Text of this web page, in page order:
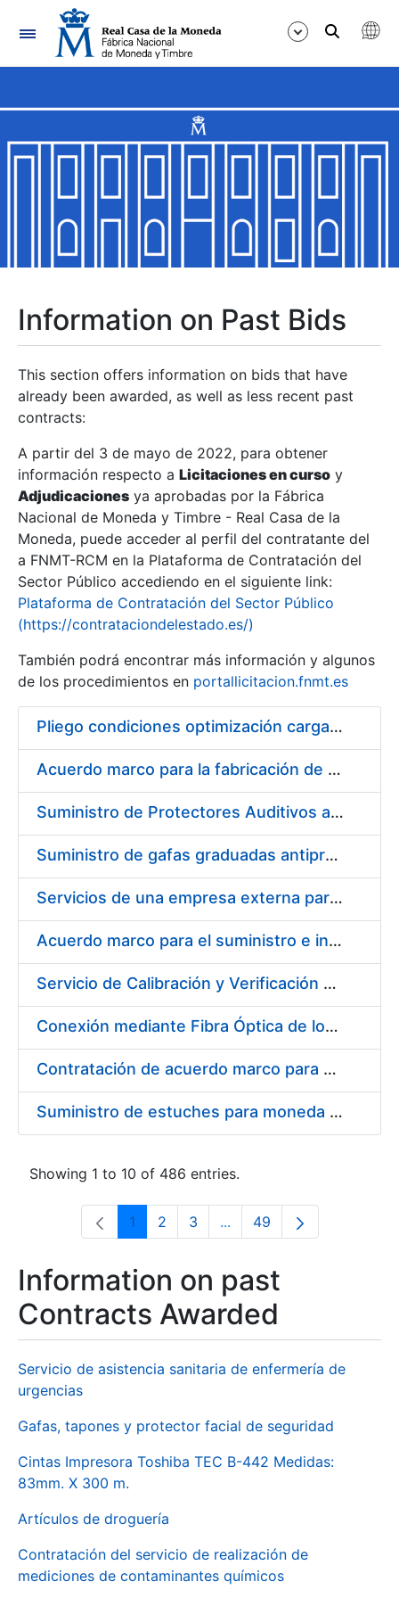
Navigation
Show/Hide
Show/Hide
Show/Hide
Show/Hide
Show/Hide
Show/Hide
Information on Past Bids
This section offers information on bids that have
already been awarded, as well as less recent past
contracts:
A partir del 3 de mayo de 2022, para obtener
información respecto a Licitaciones en curso y
Adjudicaciones ya aprobadas por la Fábrica
Nacional de Moneda y Timbre - Real Casa de la
Moneda, puede acceder al perfil del contratante del
a FNMT-RCM en la Plataforma de Contratación del
Sector Público accediendo en el siguiente link:
Plataforma de Contratación del Sector Público
(https://contrataciondelestado.es/)
También podrá encontrar más información y algunos
de los procedimientos en portallicitacion.fnmt.es
Pliego condiciones optimización cargas compras firmado
Acuerdo marco para la fabricación de piezas
Suministro de Protectores Auditivos a medida para las personas trabajadoras de los Centros de Trabajo de Madrid y Burgos
Suministro de gafas graduadas antiproyecciones para los trabajadores de la FNMT-RCM en los centros de trabajo de Madrid y Burgos
Servicios de una empresa externa para el asesoramiento y resolución de los recursos de alzada que se presentan relacionados con procesos de selección para la FNMT-RCM
Acuerdo marco para el suministro e instalación de persianas, estores y otros complementos
Servicio de Calibración y Verificación Externa de los Equipos de Medición del Servicio de Prevención de la FNMT-RCM
Conexión mediante Fibra Óptica de los Centros de Proceso de Datos (CPDs) de las sedes de la FNMT-RCM de Burgos y Madrid
Contratación de acuerdo marco para el Suministro de Material de Electricidad para la Fábrica Nacional de Moneda y Timbre-Real Casa de la Moneda en su centro de trabajo de Burgos
Suministro de estuches para moneda de 30 €
Showing 1 to 10 of 486 entries.
Page
1 Page
2 Page
3 ...Intermediate Pages Use
Page
49
Information on past
Contracts Awarded
Servicio de asistencia sanitaria de enfermería de
urgencias
Gafas, tapones y protector facial de seguridad
Cintas Impresora Toshiba TEC B-442 Medidas:
83mm. X 300 m.
Artículos de droguería
Contratación del servicio de realización de
mediciones de contaminantes químicos